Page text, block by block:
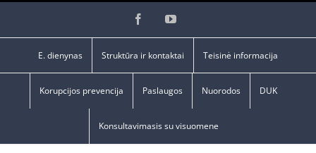
FacebookYouTube
E. dienynas Struktūra ir kontaktai Teisinė informacija
Korupcijos prevencija Paslaugos Nuorodos DUK
Konsultavimasis su visuomene